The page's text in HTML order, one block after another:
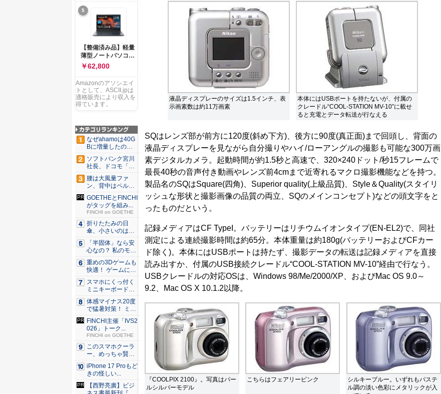
液晶ディスプレーのサイズは1.5インチ、表
示画素数は約11万画素
本体にはUSBポートを持たないが、付属の
クレードル“COOL-STATION MV-10”に載せ
ると充電とデータ転送が行なえる
SQはレンズ部が前方に120度(斜め下方)、後方に90度(真正面)まで回頭し、背面の
液晶ディスプレーを見ながら自分撮りやハイ/ローアングルの撮影も可能な300万画
素デジタルカメラ。起動時間が約1.5秒と高速で、320×240ドット/秒15フレームで
最長40秒の音声付き動画やレンズ前4cmまで近寄れるマクロ撮影機能などを持つ。
製品名のSQはSquare(四角)、Superior quality(上級品質)、Style＆Quality(スタイリ
ッシュな形状と撮影画像の品質の両立、SQのメインコンセプト)などの頭文字をと
ったものだという。
記録メディアはCF TypeI。バッテリーはリチウムイオンタイプ(EN-EL2)で、同社
測定による連続撮影時間は約65分。本体重量は約180g(バッテリーおよびCFカー
ド除く)。本体にはUSBポートは持たず、撮影データの転送は記録メディアを直接
読み出すか、付属のUSB接続クレードル“COOL-STATION MV-10”経由で行なう。
USBクレードルの対応OSは、Windows 98/Me/2000/XP、およびMac OS 9.0～
9.2、Mac OS X 10.1.2以降。
『COOLPIX 2100』。写真はパー
ルシルバーモデル
こちらはフェアリーピンク
シルキーブルー。いずれもパステ
ル調の淡い色彩にメタリックが入
ンチ AMD Ryzen 7
170 メモリ16GB
SSD 512GB
Microsoft 365
Personal (24か月版)
搭載 Windows 11 重
量1.7kg Wi-Fi 6E ク
ワイエットブルー
M1502NAQ-
5
【整備済み品】軽量
薄型ノートパソコン
dynabook G83 ■
13.3型
FHD(1920x1080) -
高性能第11世代Core
i5-1135G7 - メモリ
16GB - SSD 256GB
USB Type-C - MS
Office 2021 - Win11
搭載
￥62,800
Amazonのアソシエイ
トとして、ASCII.jpは
適格販売により収入を
得ています。
なぜahamoは40G
Bに増量したの
か ...
ソフトバンク宮川
社長、ドコモ「ah
amo...
腰は大風量ファ
ン、背中はペルチ
ェ冷却。ダ...
GOETHEとFINCHI
がタッグを組み...
FINCHI on GOETHE
折りたたみの日
傘、小さいのは困
る！ それ...
「半固体」なら安
心なの？ 私のモバ
イルバ...
重めの3Dゲームも
快適！ ゲームに強
いH...
スマホにくっ付く
ミニキーボード！
触ってわ...
体感マイナス20度
で猛暑対策！ ミズ
ノの...
FINCHI主催「IVS2
026」トーク...
FINCHI on GOETHE
このスマホクーラ
ー、めっちゃ賢
い。ただ冷...
iPhone 17 Proもど
きの怪しい...
【西野亮廣】ビジ